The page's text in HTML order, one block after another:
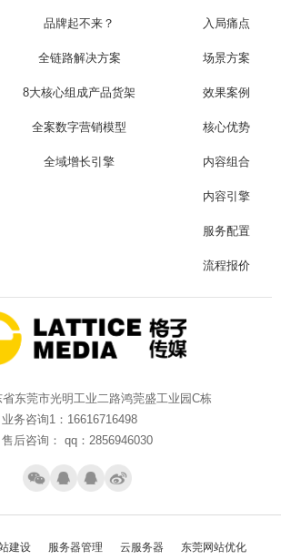
品牌起不来？
全链路解决方案
8大核心组成产品货架
全案数字营销模型
全域增长引擎
入局痛点
场景方案
效果案例
核心优势
内容组合
内容引擎
服务配置
流程报价
东莞市光明工业二路鸿莞盛工业园C栋
业务咨询1：16616716498
售后咨询： qq：2856946030
建设 服务器管理 云服务器
东莞网站优化